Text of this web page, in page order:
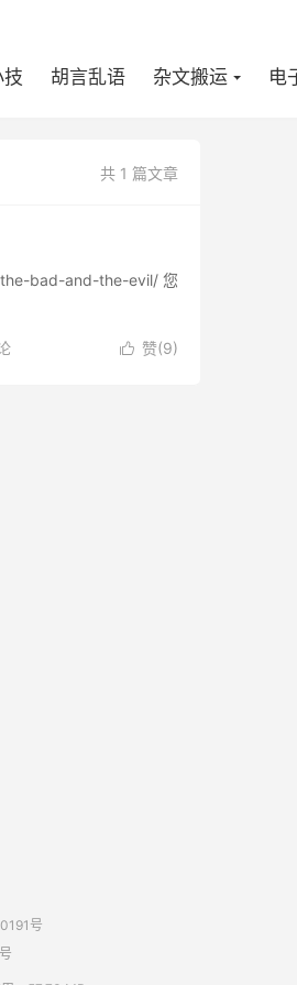
技 胡言乱语 杂文搬运 电
共 1 篇文章
bad-and-the-evil/ 您
 赞(9)
号